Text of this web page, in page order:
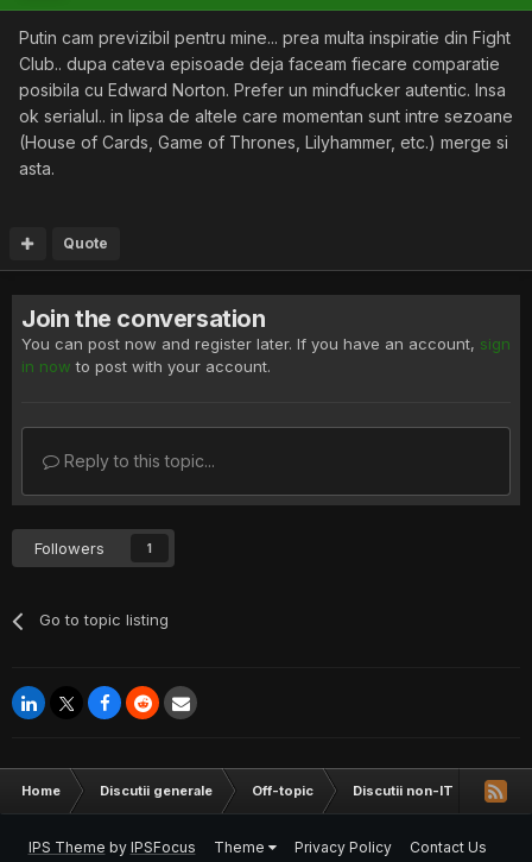
Putin cam previzibil pentru mine... prea multa inspiratie din Fight
Club.. dupa cateva episoade deja faceam fiecare comparatie
posibila cu Edward Norton. Prefer un mindfucker autentic. Insa
ok serialul.. in lipsa de altele care momentan sunt intre sezoane
(House of Cards, Game of Thrones, Lilyhammer, etc.) merge si
asta.
Quote
Join the conversation
You can post now and register later. If you have an account, sign
in now to post with your account.
Reply to this topic...
Followers 1
Go to topic listing
Home Discutii generale Off-topic Discutii non-IT
IPS Theme by IPSFocus Theme Privacy Policy
Contact Us